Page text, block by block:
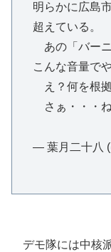
明らかに広島
超えている。
あの「バーニ
こんな音量で
え？何を根
さぁ・・・
— 葉月二十八
デモ隊には中核